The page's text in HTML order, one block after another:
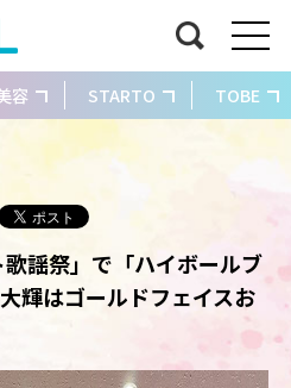
容 STARTO TOBE
謡祭」で「ハイボールブ
輝はゴールドフェイスお